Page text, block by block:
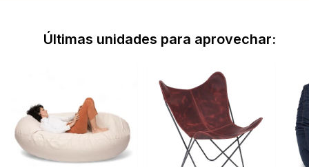
Últimas unidades para aprovechar: